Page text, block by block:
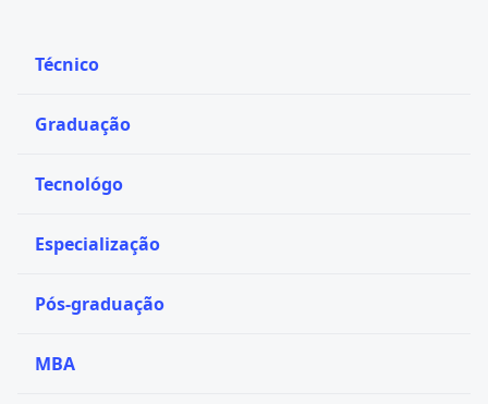
Técnico
Graduação
Tecnológo
Especialização
Pós-graduação
MBA